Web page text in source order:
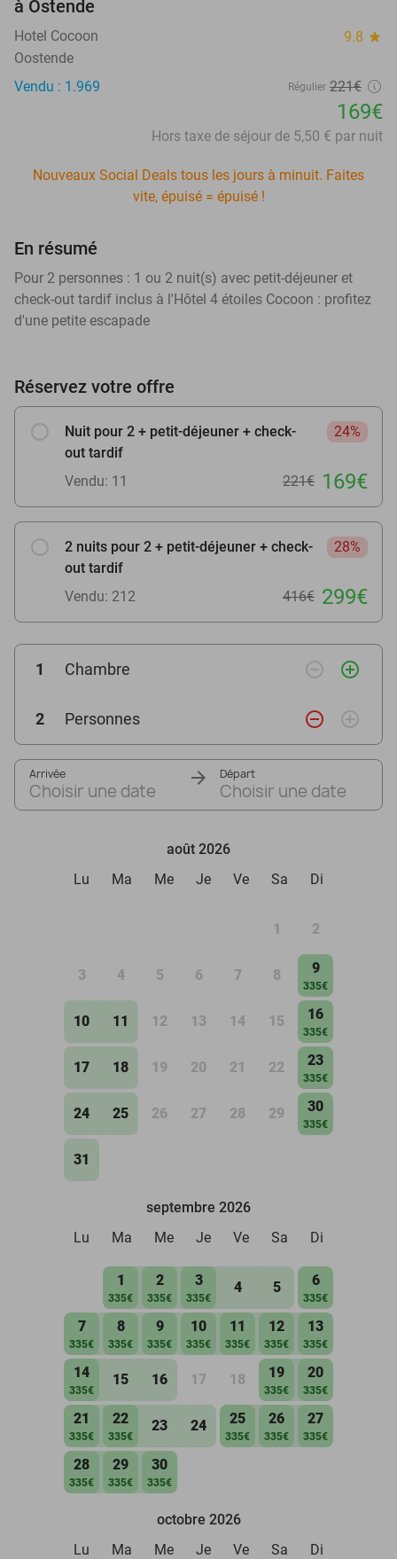
à Ostende
Hotel Cocoon 9.8 star
Oostende
Vendu : 1.969
Régulier 221€
169€
Hors taxe de séjour de 5,50 € par nuit
Nouveaux Social Deals tous les jours à minuit. Faites
vite, épuisé = épuisé !
En résumé
Pour 2 personnes : 1 ou 2 nuit(s) avec petit-déjeuner et
check-out tardif inclus à l'Hôtel 4 étoiles Cocoon : profitez
d'une petite escapade
Réservez votre offre
Nuit pour 2 + petit-déjeuner + check-
out tardif
24%
Vendu: 11 221€ 169€
2 nuits pour 2 + petit-déjeuner + check-
out tardif
28%
Vendu: 212 416€ 299€
1 Chambre remove_circle_outline add_circle_outline
2 Personnes remove_circle_outline add_circle_outline
Arrivée
Choisir une date
Départ
Choisir une date
août 2026
Lu
Ma Me Je Ve Sa Di
1 2
3 4 5 6 7 8 9
335€
10 11 12 13 14 15 16
335€
17 18 19 20 21 22 23
335€
24 25 26 27 28 29 30
335€
31
septembre 2026
Lu
Ma Me Je Ve Sa Di
1
335€
2
335€
3
335€
4 5 6
335€
7
335€
8
335€
9
335€
10
335€
11
335€
12
335€
13
335€
14
335€
15 16 17 18 19
335€
20
335€
21
335€
22
335€
23 24 25
335€
26
335€
27
335€
28
335€
29
335€
30
335€
octobre 2026
Lu
Ma Me Je Ve Sa Di